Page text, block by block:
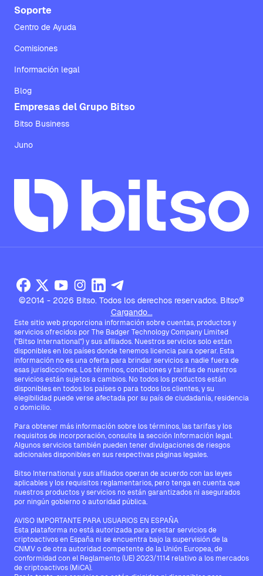
Soporte
Centro de Ayuda
Comisiones
Información legal
Blog
Empresas del Grupo Bitso
Bitso Business
Juno
©2014 - 2026 Bitso. Todos los derechos reservados. Bitso®
Cargando...
Este sitio web proporciona información sobre cuentas, productos y
servicios ofrecidos por The Badger Technology Company Limited
("Bitso International") y sus afiliados. Nuestros servicios solo están
disponibles en los países donde tenemos licencia para operar. Esta
información no es una oferta para brindar servicios a nadie fuera de
esas jurisdicciones. Los términos, condiciones y tarifas de nuestros
servicios están sujetos a cambios. No todos los productos están
disponibles en todos los países o para todos los clientes, y su
elegibilidad puede verse afectada por su país de ciudadanía, residencia
o domicilio.
Para obtener más información sobre los términos, las tarifas y los
requisitos de incorporación, consulte la sección Información legal.
Algunos servicios también pueden tener divulgaciones de riesgos
adicionales disponibles en sus respectivas páginas legales.
Bitso International y sus afiliados operan de acuerdo con las leyes
aplicables y los requisitos reglamentarios, pero tenga en cuenta que
nuestros productos y servicios no están garantizados ni asegurados
por ningún gobierno o autoridad pública.
AVISO IMPORTANTE PARA USUARIOS EN ESPAÑA
Esta plataforma no está autorizada para prestar servicios de
criptoactivos en España ni se encuentra bajo la supervisión de la
CNMV o de otra autoridad competente de la Unión Europea, de
conformidad con el Reglamento (UE) 2023/1114 relativo a los mercados
de criptoactivos (MiCA).